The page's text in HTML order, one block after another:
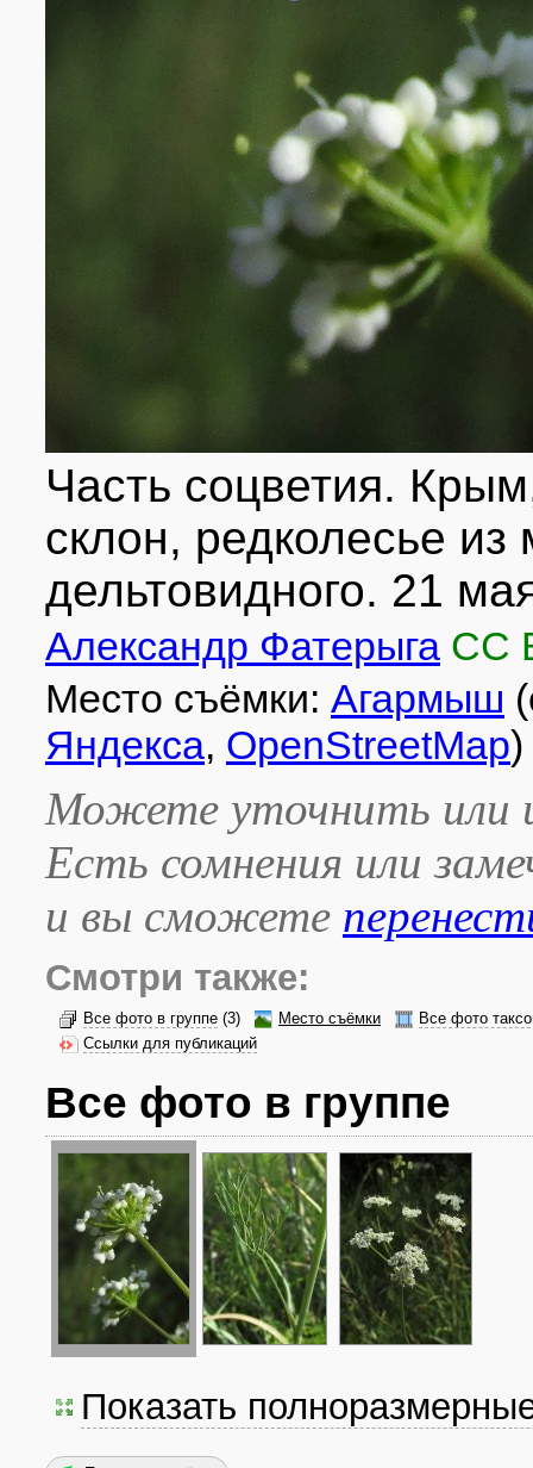
Часть соцветия.
склон, редколесье
дельтовидного. 21
Александр Фатерыга CC
Место съёмки: Агармыш
Яндекса, OpenStreetMap)
Можете уточнить или
Есть сомнения или
и вы сможете
Смотри также:
Все фото в группе (3) Место съёмки
Все фото
Ссылки для публикаций
Все фото в группе
Показать